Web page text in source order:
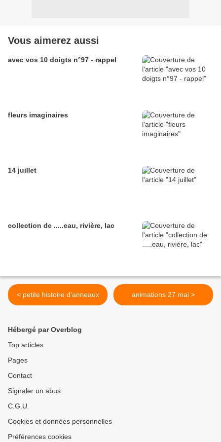
Vous aimerez aussi
avec vos 10 doigts n°97 - rappel
fleurs imaginaires
14 juillet
collection de .....eau, rivière, lac
< petite histoire d'anneaux animations 27 mai >
Hébergé par Overblog
Top articles
Pages
Contact
Signaler un abus
C.G.U.
Cookies et données personnelles
Préférences cookies